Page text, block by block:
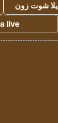
يلا شوت زون
live